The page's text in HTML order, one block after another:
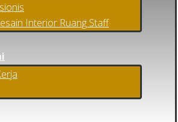
Interior Ruang Staff